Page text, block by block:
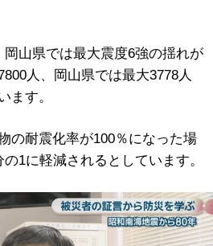
山県では最大震度6強の揺れが
人、岡山県では最大3778人
ます。
の耐震化率が100％になった場
1に軽減されるとしています。